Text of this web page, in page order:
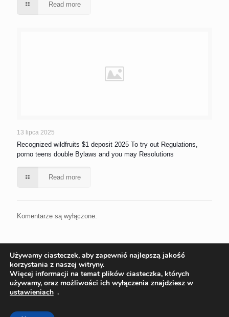
Read more
13 lipca 2025
Recognized wildfruits $1 deposit 2025 To try out Regulations,
porno teens double Bylaws and you may Resolutions
Read more
Komentarze są wyłączone.
© 2022 Ekoinstal Roman Piłat | Wszelkie prawa zastrzeżone
Używamy ciasteczek, aby zapewnić najlepszą jakość
korzystania z naszej witryny.
Więcej informacji na temat plików ciasteczka, których
używamy, oraz możliwości ich wyłączenia znajdziesz w
ustawieniach .